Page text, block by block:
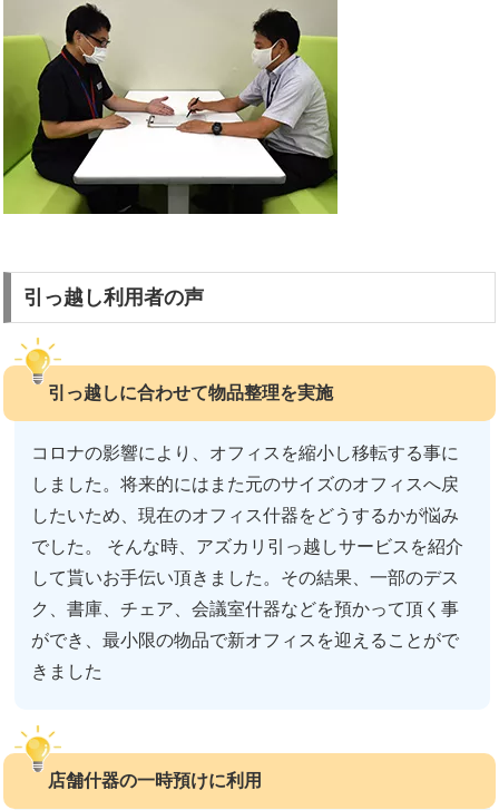
引っ越し利用者の声
引っ越しに合わせて物品整理を実施
コロナの影響により、オフィスを縮小し移転する事に
しました。将来的にはまた元のサイズのオフィスへ戻
したいため、現在のオフィス什器をどうするかが悩み
でした。 そんな時、アズカリ引っ越しサービスを紹介
して貰いお手伝い頂きました。その結果、一部のデス
ク、書庫、チェア、会議室什器などを預かって頂く事
ができ、最小限の物品で新オフィスを迎えることがで
きました
店舗什器の一時預けに利用